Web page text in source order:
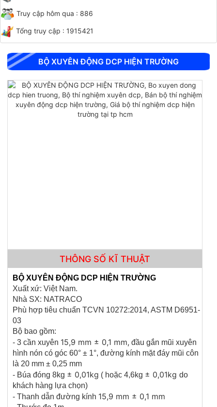
CHỐT ĐO CO NGÓT BÊ TÔNG BẰNG INOX
MÁY SIÊU ÂM CỌC KHOAN NHỒI RSM-SY6(C)
Truy cập hôm qua : 886
Tổng truy cập : 1915421
BỘ XUYÊN ĐỘNG DCP HIỆN TRƯỜNG
THÔNG SỐ KĨ THUẬT
BỘ XUYÊN ĐỘNG DCP HIỆN TRƯỜNG
Xuất xứ: Việt Nam.
Nhà SX: NATRACO
Phù hợp tiêu chuẩn TCVN 10272:2014, ASTM D6951-
03
Bộ bao gồm:
- 3 cần xuyên 15,9 mm ± 0,1 mm, đầu gắn mũi xuyên
hình nón có góc 60° ± 1°, đường kính mặt đáy mũi côn
là 20 mm ± 0,25 mm
- Búa đóng 8kg ± 0,01kg ( hoặc 4,6kg ± 0,01kg do
khách hàng lựa chọn)
- Thanh dẫn đường kính 15,9 mm ± 0,1 mm